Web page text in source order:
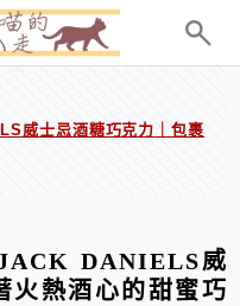
威士忌酒糖巧克力 ｜包裹
DANIELS威
火熱酒心的甜蜜巧